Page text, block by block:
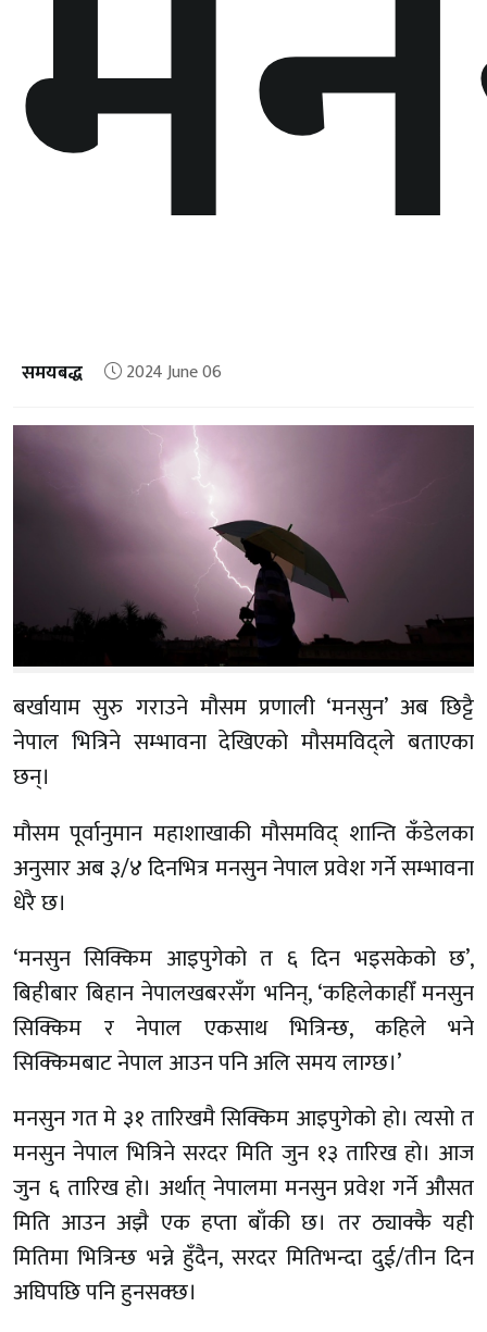
समयबद्ध 2024 June 06
बर्खायाम सुरु गराउने मौसम प्रणाली ‘मनसुन’ अब छिट्टै
नेपाल भित्रिने सम्भावना देखिएको मौसमविद्ले बताएका
छन्।
मौसम पूर्वानुमान महाशाखाकी मौसमविद् शान्ति कँडेलका
अनुसार अब ३/४ दिनभित्र मनसुन नेपाल प्रवेश गर्ने सम्भावना
धेरै छ।
‘मनसुन सिक्किम आइपुगेको त ६ दिन भइसकेको छ’,
बिहीबार बिहान नेपालखबरसँग भनिन्, ‘कहिलेकाहीँ मनसुन
सिक्किम र नेपाल एकसाथ भित्रिन्छ, कहिले भने
सिक्किमबाट नेपाल आउन पनि अलि समय लाग्छ।’
मनसुन गत मे ३१ तारिखमै सिक्किम आइपुगेको हो। त्यसो त
मनसुन नेपाल भित्रिने सरदर मिति जुन १३ तारिख हो। आज
जुन ६ तारिख हो। अर्थात् नेपालमा मनसुन प्रवेश गर्ने औसत
मिति आउन अझै एक हप्ता बाँकी छ। तर ठ्याक्कै यही
मितिमा भित्रिन्छ भन्ने हुँदैन, सरदर मितिभन्दा दुई/तीन दिन
अघिपछि पनि हुनसक्छ।